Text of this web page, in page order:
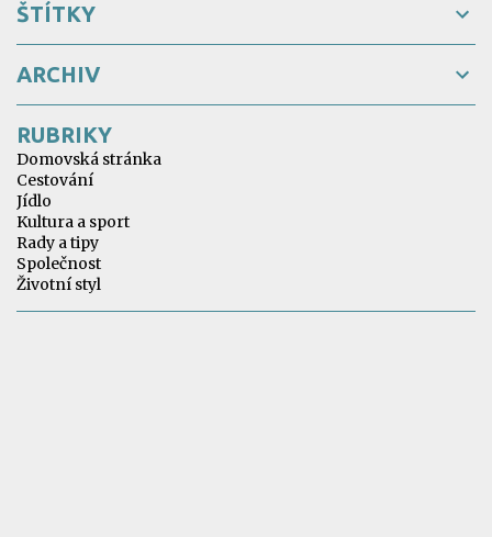
ŠTÍTKY
ARCHIV
RUBRIKY
Domovská stránka
Cestování
Jídlo
Kultura a sport
Rady a tipy
Společnost
Životní styl